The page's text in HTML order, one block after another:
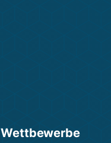
Wettbewerbe